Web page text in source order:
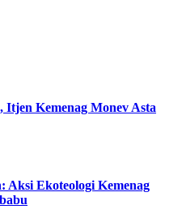
Kemenag Monev Asta
Aksi Ekoteologi Kemenag